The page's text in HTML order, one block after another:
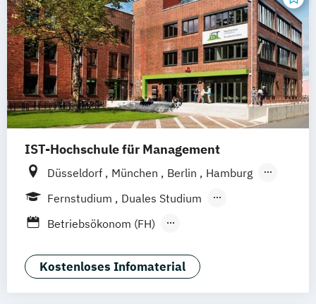
IST-Hochschule für Management
Düsseldorf München Berlin
Hamburg
Weil am Rhein
Frankfurt am Main
Fernstudium
Duales Studium
Fernlehrgang
Betriebsökonom (FH)
Business Administration (dual)
Digitalisierungsmanagement
Kostenloses Infomaterial